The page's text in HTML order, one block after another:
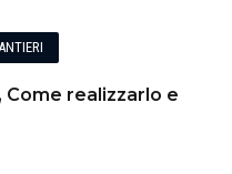
Come realizzarlo e